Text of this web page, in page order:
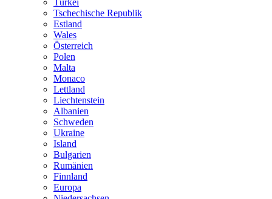
Türkei
Tschechische Republik
Estland
Wales
Österreich
Polen
Malta
Monaco
Lettland
Liechtenstein
Albanien
Schweden
Ukraine
Island
Bulgarien
Rumänien
Finnland
Europa